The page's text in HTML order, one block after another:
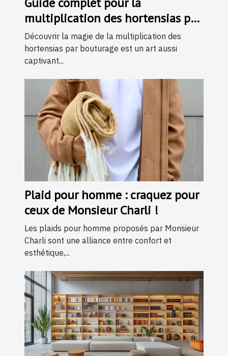
multiplication des hortensias par
bouturage
Découvrir la magie de la multiplication des
hortensias par bouturage est un art aussi
captivant...
Plaid pour homme : craquez pour
ceux de Monsieur Charli !
Les plaids pour homme proposés par Monsieur
Charli sont une alliance entre confort et
esthétique,...